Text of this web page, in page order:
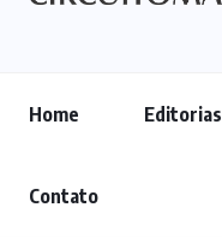
Home Editorias
Contato